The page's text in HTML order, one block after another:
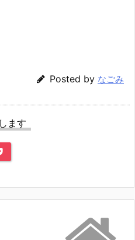
Posted by なごみ
ます